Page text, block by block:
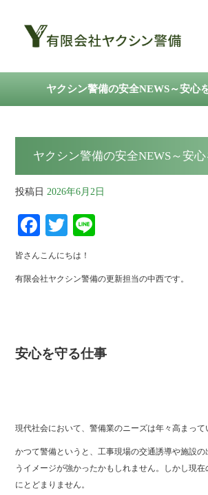
ヤクシン警備の安全NEWS～安心
ヤクシン警備の安全NEWS～安
投稿日 2026年6月2日
Fa
ce
bo
ok
T
wi
tte
皆さんこんにちは！
有限会社ヤクシン警備の更新担当の中西です。
安心を守る仕事
現代社会において、警備業のニーズは年々高まって
かつて警備というと、工事現場の交通誘導や施設
うイメージが強かったかもしれません。しかし現
にとどまりません。